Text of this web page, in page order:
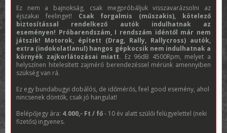
Ez nem a bajnokság, csak megpróbáljuk visszavarázsolni az
éjszakai feelinget! Csak forgalmis (műszakis), kötelező
biztosítással rendelkező autók indulhatnak az
eseményen! Próbarendszám, I rendszám idéntől már nem
játszik! Motorok, épített (Drag, Rally, Rallycross) autók,
extra (indokolatlanul) hangos gépkocsik nem indulhatnak a
környék zajkorlátozásai miatt. Ez 96dB 4500Rpm, melyet a
helyszínen hitelesített zajmérő berendezéssel mérünk amennyiben
szükség van rá.
Ez egy bundabugyi dobálós, de időmérős, feel good esemény, ahol
nincsenek döntők, csak jó hangulat!
Belépőjegy ára: 4.000,- Ft / fő- 10 év alatt szülői felügyelettel (neki
fizetős) ingyenes.